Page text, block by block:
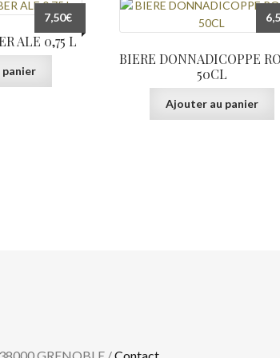
ALE 0,75 L
7,50€
BIERE DONNADICOPPE
50CL
Ajouter au panier
GRENOBLE /Contact